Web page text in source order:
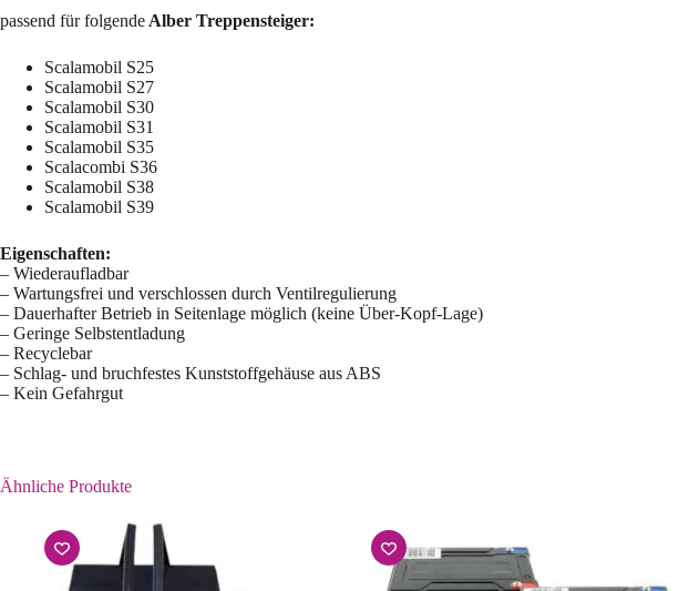
passend für folgende Alber Treppensteiger:
Scalamobil S25
Scalamobil S27
Scalamobil S30
Scalamobil S31
Scalamobil S35
Scalacombi S36
Scalamobil S38
Scalamobil S39
Eigenschaften:
– Wiederaufladbar
– Wartungsfrei und verschlossen durch Ventilregulierung
– Dauerhafter Betrieb in Seitenlage möglich (keine Über-Kopf-Lage)
– Geringe Selbstentladung
– Recyclebar
– Schlag- und bruchfestes Kunststoffgehäuse aus ABS
– Kein Gefahrgut
Ähnliche Produkte